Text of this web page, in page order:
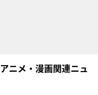
ニメ・漫画関連ニュ